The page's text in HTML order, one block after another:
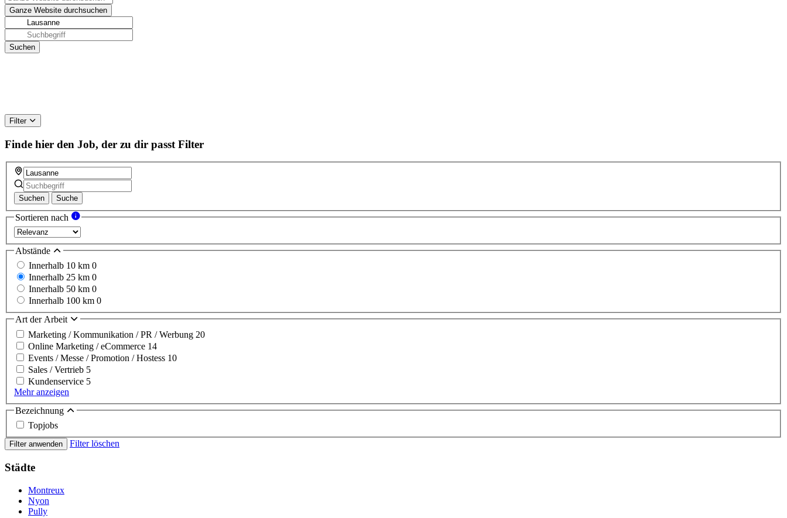
Filter
Finde hier den Job, der zu dir passt Filter
Suchen Suche
Sortieren nach
Abstände
Innerhalb 10 km 0
Innerhalb 25 km 0
Innerhalb 50 km 0
Innerhalb 100 km 0
Art der Arbeit
Marketing / Kommunikation / PR / Werbung 20
Online Marketing / eCommerce 14
Events / Messe / Promotion / Hostess 10
Sales / Vertrieb 5
Kundenservice 5
Mehr anzeigen
Bezeichnung
Topjobs
Filter anwenden Filter löschen
Städte
Montreux
Nyon
Pully